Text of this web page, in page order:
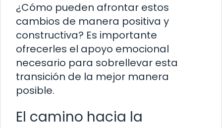
¿Cómo pueden afrontar estos
cambios de manera positiva y
constructiva? Es importante
ofrecerles el apoyo emocional
necesario para sobrellevar esta
transición de la mejor manera
posible.
El camino hacia la